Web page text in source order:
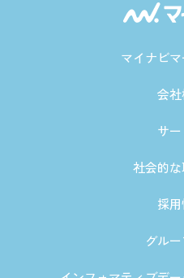
マイナビ
会
サ
社会的
採
グル